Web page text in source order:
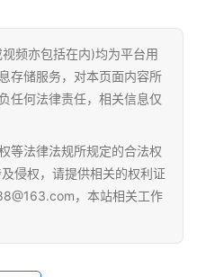
频亦包括在内)均为平台用
存储服务，对本页面内容所
任何法律责任，相关信息仅
等法律法规所规定的合法权
侵权，请提供相关的权利证
，本站相关工作